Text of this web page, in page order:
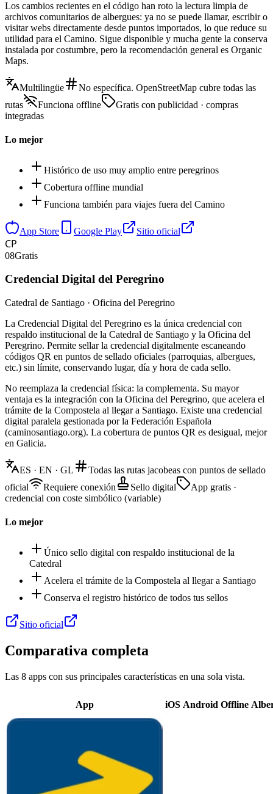
Los cambios recientes en el código han roto la lectura limpia de
archivos comunitarios de albergues: ya no se puede llamar, escribir o
visitar webs directamente desde puntos importados, lo que reduce su
utilidad para el Camino. Sigue disponible y mucha gente la conserva
instalada por costumbre, pero la recomendación general es Organic
Maps.
Multilingüe
No específica. OpenStreetMap cubre todas las
rutas
Funciona offline
Gratis con publicidad · compras
integradas
Lo mejor
Histórico de uso muy amplio entre peregrinos
Cobertura offline mundial
Funciona también para viajes fuera del Camino
App Store Google Play Sitio oficial
CP
08Gratis
Credencial Digital del Peregrino
Catedral de Santiago · Oficina del Peregrino
La Credencial Digital del Peregrino es la única credencial con
respaldo institucional de la Catedral de Santiago y la Oficina del
Peregrino. Permite sellar la credencial digitalmente escaneando
códigos QR en puntos de sellado oficiales (parroquias, albergues,
etc.) sin límite, conservando lugar, día y hora de cada sello.
No reemplaza la credencial física: la complementa. Su mayor
ventaja es la integración con la Oficina del Peregrino, que acelera el
trámite de la Compostela al llegar a Santiago. Existe una credencial
digital paralela gestionada por la Federación Española
(caminosantiago.org). La cobertura de puntos QR es desigual, mejor
en Galicia.
ES · EN · GL
Todas las rutas jacobeas con puntos de sellado
oficial
Requiere conexión Sello digital
App gratis ·
credencial con coste simbólico (variable)
Lo mejor
Único sello digital con respaldo institucional de la
Catedral
Acelera el trámite de la Compostela al llegar a Santiago
Conserva el registro histórico de todos tus sellos
Sitio oficial
Comparativa completa
Las 8 apps con sus principales características en una sola vista.
App iOS Android Offline